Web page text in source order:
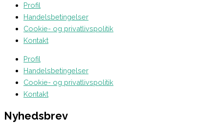
Profil
Handelsbetingelser
Cookie- og privatlivspolitik
Kontakt
Profil
Handelsbetingelser
Cookie- og privatlivspolitik
Kontakt
Nyhedsbrev